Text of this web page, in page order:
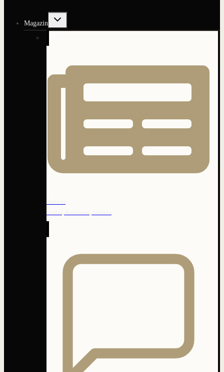
Magazin
Untermenü
umschalten